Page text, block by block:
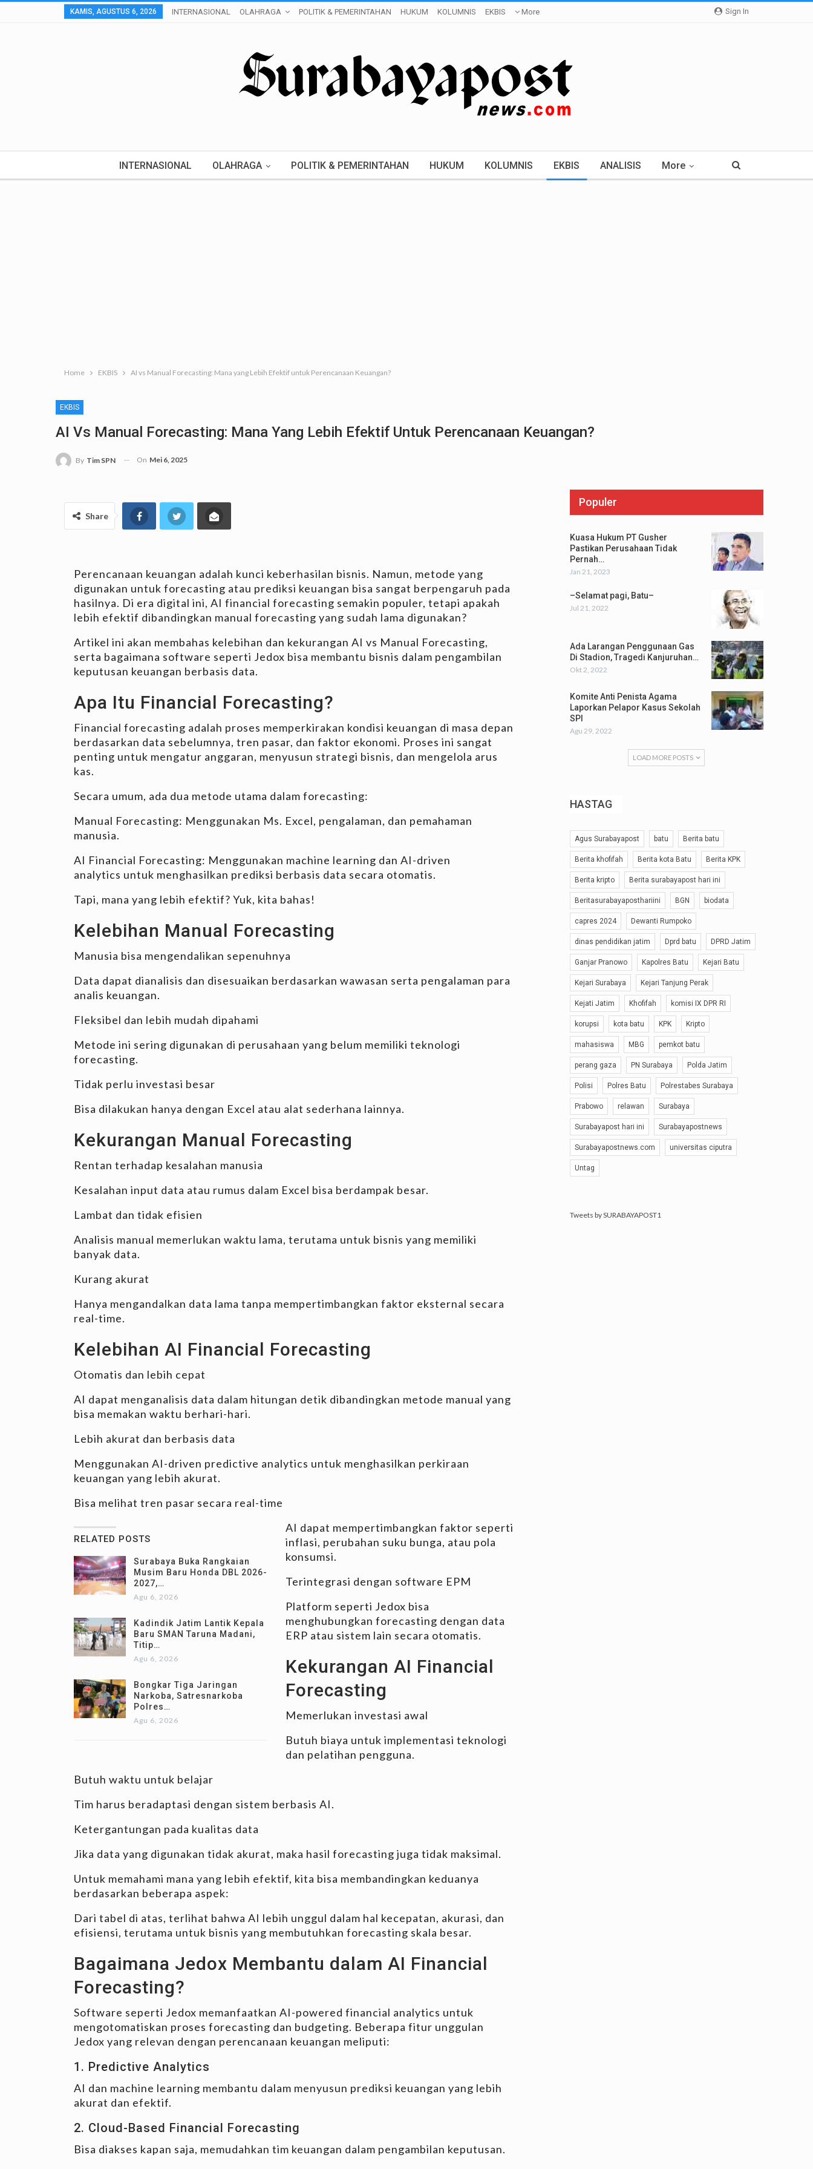
Sign In
KAMIS, AGUSTUS 6, 2026 INTERNASIONAL OLAHRAGA POLITIK & PEMERINTAHAN HUKUM KOLUMNIS EKBIS More
INTERNASIONAL OLAHRAGA POLITIK & PEMERINTAHAN HUKUM KOLUMNIS EKBIS ANALISIS More
Home EKBIS AI vs Manual Forecasting: Mana yang Lebih Efektif untuk Perencanaan Keuangan?
EKBIS
AI Vs Manual Forecasting: Mana Yang Lebih Efektif Untuk Perencanaan Keuangan?
By Tim SPN On Mei 6, 2025
Share
Perencanaan keuangan adalah kunci keberhasilan bisnis. Namun, metode yang
digunakan untuk forecasting atau prediksi keuangan bisa sangat berpengaruh pada
hasilnya. Di era digital ini, AI financial forecasting semakin populer, tetapi apakah
lebih efektif dibandingkan manual forecasting yang sudah lama digunakan?
Artikel ini akan membahas kelebihan dan kekurangan AI vs Manual Forecasting,
serta bagaimana software seperti Jedox bisa membantu bisnis dalam pengambilan
keputusan keuangan berbasis data.
Apa Itu Financial Forecasting?
Financial forecasting adalah proses memperkirakan kondisi keuangan di masa depan
berdasarkan data sebelumnya, tren pasar, dan faktor ekonomi. Proses ini sangat
penting untuk mengatur anggaran, menyusun strategi bisnis, dan mengelola arus
kas.
Secara umum, ada dua metode utama dalam forecasting:
Manual Forecasting: Menggunakan Ms. Excel, pengalaman, dan pemahaman
manusia.
AI Financial Forecasting: Menggunakan machine learning dan AI-driven
analytics untuk menghasilkan prediksi berbasis data secara otomatis.
Tapi, mana yang lebih efektif? Yuk, kita bahas!
Kelebihan Manual Forecasting
Manusia bisa mengendalikan sepenuhnya
Data dapat dianalisis dan disesuaikan berdasarkan wawasan serta pengalaman para
analis keuangan.
Fleksibel dan lebih mudah dipahami
Metode ini sering digunakan di perusahaan yang belum memiliki teknologi
forecasting.
Tidak perlu investasi besar
Bisa dilakukan hanya dengan Excel atau alat sederhana lainnya.
Kekurangan Manual Forecasting
Rentan terhadap kesalahan manusia
Kesalahan input data atau rumus dalam Excel bisa berdampak besar.
Lambat dan tidak efisien
Analisis manual memerlukan waktu lama, terutama untuk bisnis yang memiliki
banyak data.
Kurang akurat
Hanya mengandalkan data lama tanpa mempertimbangkan faktor eksternal secara
real-time.
Kelebihan AI Financial Forecasting
Otomatis dan lebih cepat
AI dapat menganalisis data dalam hitungan detik dibandingkan metode manual yang
bisa memakan waktu berhari-hari.
Lebih akurat dan berbasis data
Menggunakan AI-driven predictive analytics untuk menghasilkan perkiraan
keuangan yang lebih akurat.
Bisa melihat tren pasar secara real-time
RELATED POSTS
Surabaya Buka Rangkaian
Musim Baru Honda DBL 2026-
2027,…
Agu 6, 2026
Kadindik Jatim Lantik Kepala
Baru SMAN Taruna Madani,
Titip…
Agu 6, 2026
Bongkar Tiga Jaringan
Narkoba, Satresnarkoba
Polres…
Agu 6, 2026
AI dapat mempertimbangkan faktor seperti
inflasi, perubahan suku bunga, atau pola
konsumsi.
Terintegrasi dengan software EPM
Platform seperti Jedox bisa
menghubungkan forecasting dengan data
ERP atau sistem lain secara otomatis.
Kekurangan AI Financial
Forecasting
Memerlukan investasi awal
Butuh biaya untuk implementasi teknologi
dan pelatihan pengguna.
Butuh waktu untuk belajar
Tim harus beradaptasi dengan sistem berbasis AI.
Ketergantungan pada kualitas data
Jika data yang digunakan tidak akurat, maka hasil forecasting juga tidak maksimal.
Untuk memahami mana yang lebih efektif, kita bisa membandingkan keduanya
berdasarkan beberapa aspek:
Dari tabel di atas, terlihat bahwa AI lebih unggul dalam hal kecepatan, akurasi, dan
efisiensi, terutama untuk bisnis yang membutuhkan forecasting skala besar.
Bagaimana Jedox Membantu dalam AI Financial
Forecasting?
Software seperti Jedox memanfaatkan AI-powered financial analytics untuk
mengotomatiskan proses forecasting dan budgeting. Beberapa fitur unggulan
Jedox yang relevan dengan perencanaan keuangan meliputi:
1. Predictive Analytics
AI dan machine learning membantu dalam menyusun prediksi keuangan yang lebih
akurat dan efektif.
2. Cloud-Based Financial Forecasting
Bisa diakses kapan saja, memudahkan tim keuangan dalam pengambilan keputusan.
Populer
Kuasa Hukum PT Gusher
Pastikan Perusahaan Tidak
Pernah…
Jan 21, 2023
–Selamat pagi, Batu–
Jul 21, 2022
Ada Larangan Penggunaan Gas
Di Stadion, Tragedi Kanjuruhan…
Okt 2, 2022
Komite Anti Penista Agama
Laporkan Pelapor Kasus Sekolah
SPI
Agu 29, 2022
LOAD MORE POSTS
HASTAG
Agus Surabayapost batu Berita batu
Berita khofifah Berita kota Batu Berita KPK
Berita kripto Berita surabayapost hari ini
Beritasurabayaposthariini BGN biodata
capres 2024 Dewanti Rumpoko
dinas pendidikan jatim Dprd batu DPRD Jatim
Ganjar Pranowo Kapolres Batu Kejari Batu
Kejari Surabaya Kejari Tanjung Perak
Kejati Jatim Khofifah komisi IX DPR RI
korupsi kota batu KPK Kripto
mahasiswa MBG pemkot batu
perang gaza PN Surabaya Polda Jatim
Polisi Polres Batu Polrestabes Surabaya
Prabowo relawan Surabaya
Surabayapost hari ini Surabayapostnews
Surabayapostnews.com universitas ciputra
Untag
Tweets by SURABAYAPOST1